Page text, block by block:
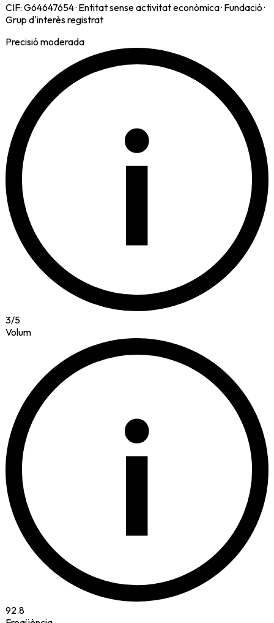
CIF: G64647654· Entitat sense activitat econòmica· Fundació·
Grup d'interès registrat
Precisió moderada
i
3/5
Volum
i
92.8